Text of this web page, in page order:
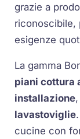
grazie a
riconoscibile,
esigenze
La gamma
piani cottura
installazione
lavastoviglie
cucine con